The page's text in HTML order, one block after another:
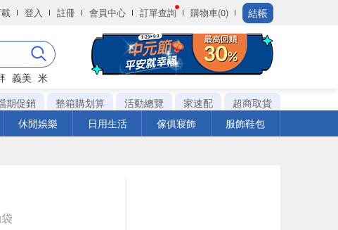
登入 註冊 會員中心 訂單查詢 購物車(0) 結帳
義美 米
期促銷 整箱購划算 活動總覽 家速配
超商取貨
休閒娛樂 日用生活 傢俱寢飾 服飾鞋包